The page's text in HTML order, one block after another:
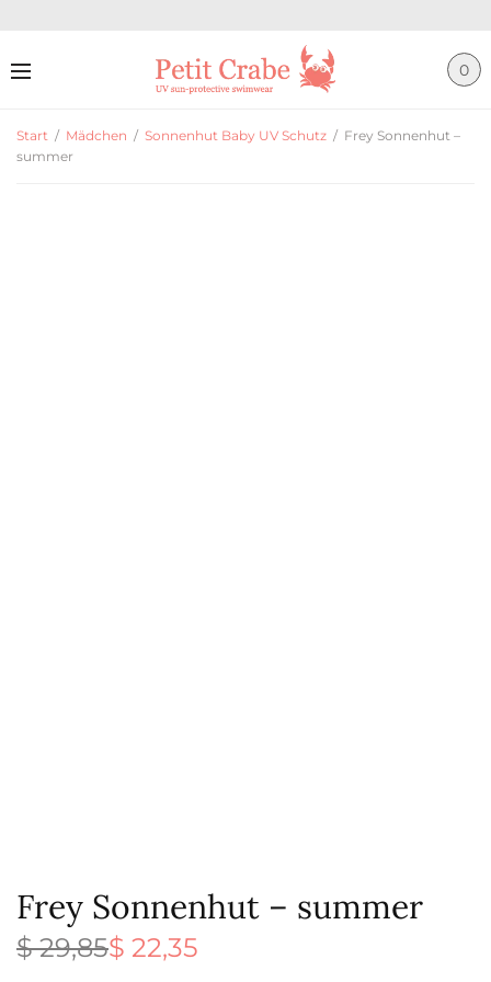
0
Start / Mädchen / Sonnenhut Baby UV Schutz / Frey Sonnenhut –
summer
Frey Sonnenhut – summer
$29,85
Ursprünglicher
Preis war:
$ 22,35
Aktueller
Preis ist: